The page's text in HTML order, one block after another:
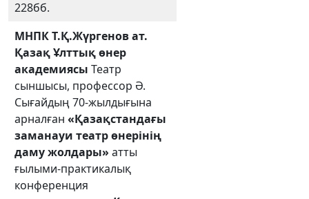
228бб.
МНПКТ.Қ.Жүргенов ат.
Қазақ Ұлттық өнер
академиясы Театр
сыншысы, профессор Ә.
Сығайдың 70-жылдығына
арналған «Қазақстандағы
заманауи театр өнерінің
даму жолдары» атты
ғылыми-практикалық
конференция